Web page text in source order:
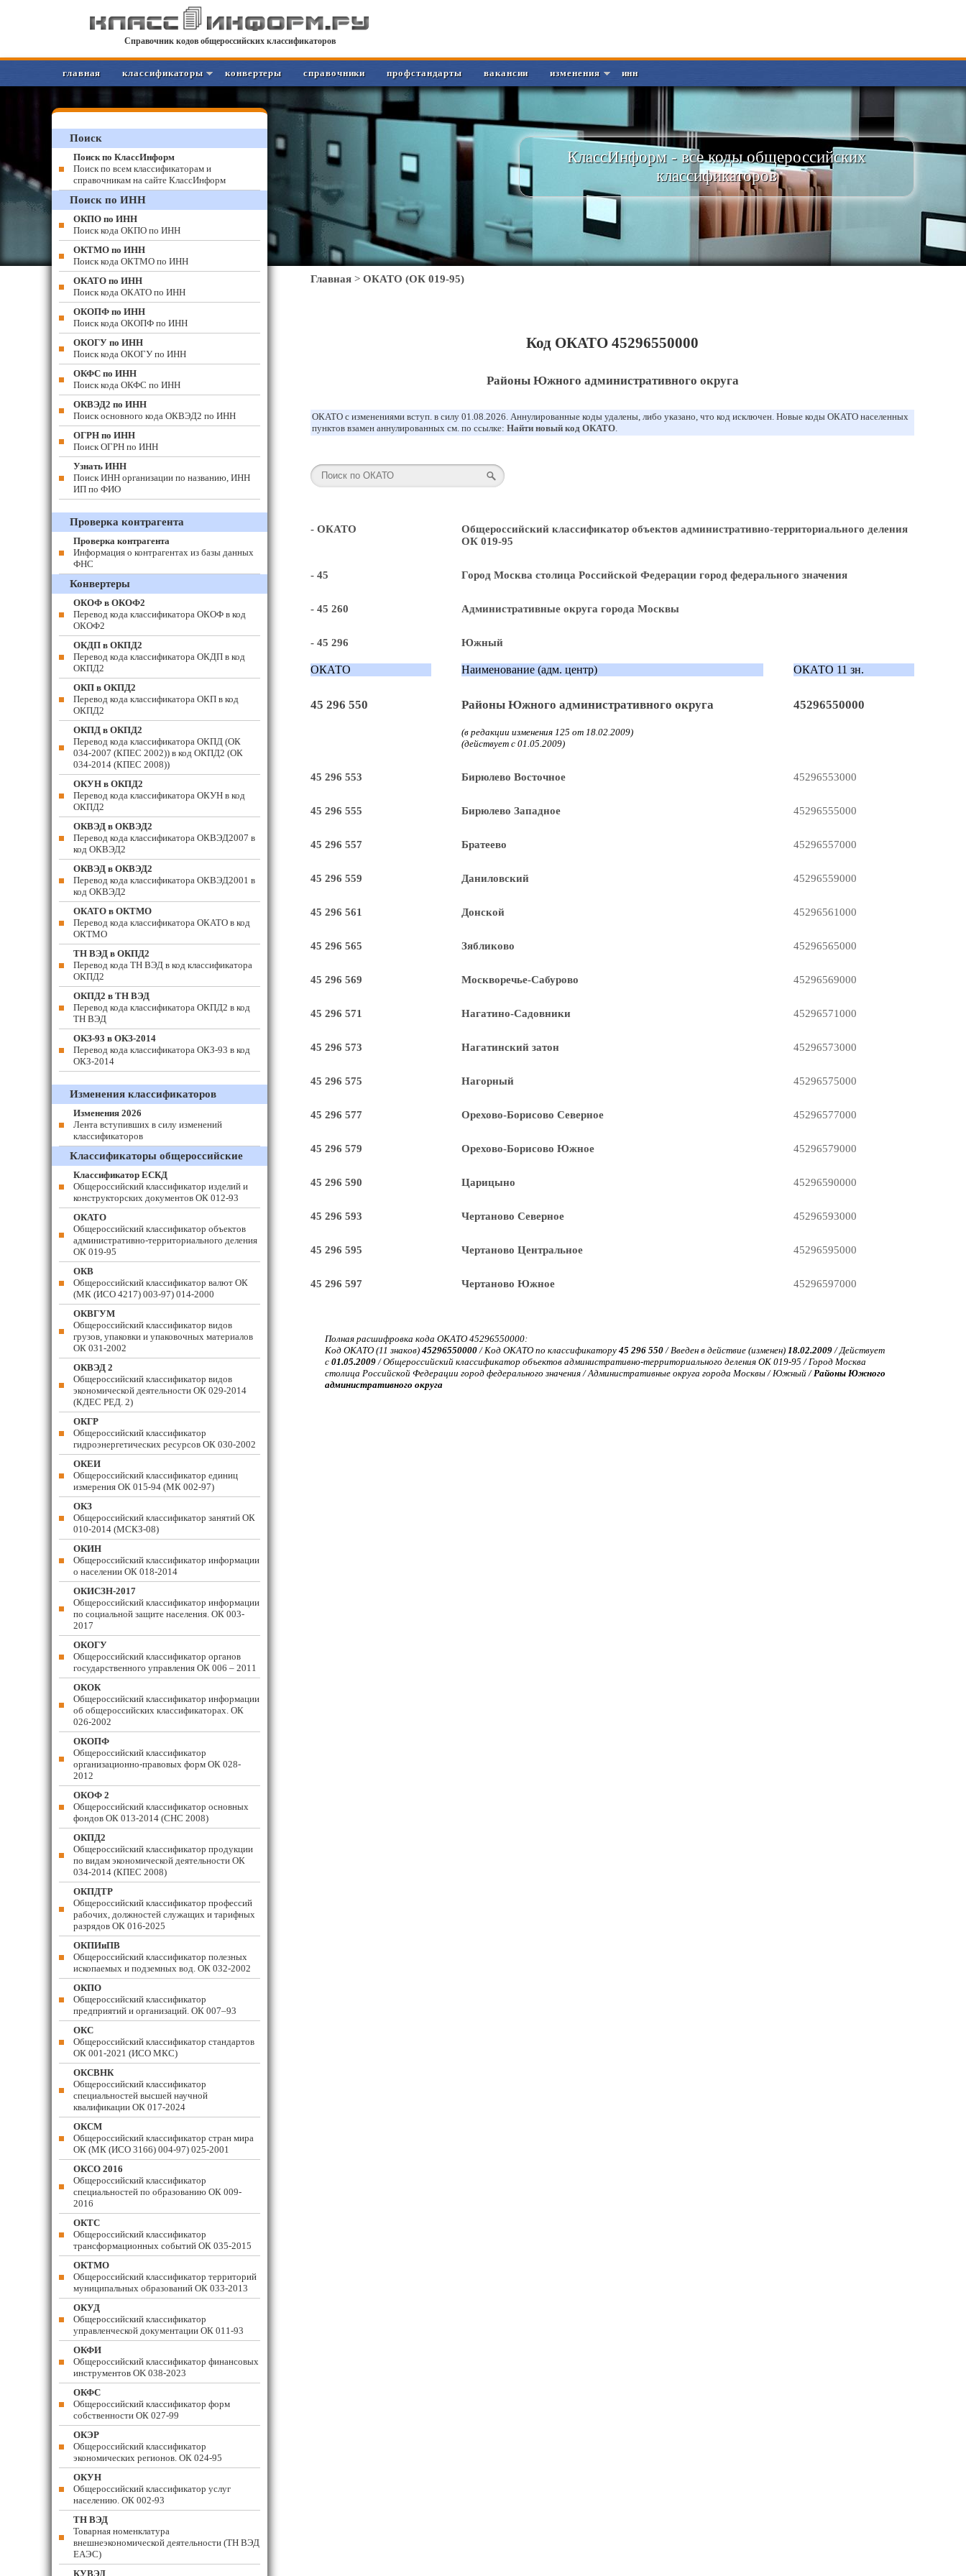
Справочник кодов общероссийских классификаторов
главная классификаторы конвертеры справочники профстандарты вакансии изменения инн
КлассИнформ - все коды общероссийских
классификаторов
Главная > ОКАТО (ОК 019-95)
Код ОКАТО 45296550000
Районы Южного административного округа
ОКАТО с изменениями вступ. в силу 01.08.2026. Аннулированные коды удалены, либо указано, что код исключен. Новые коды ОКАТО населенных
пунктов взамен аннулированных см. по ссылке: Найти новый код ОКАТО.
- ОКАТО
Общероссийский классификатор объектов административно-территориального деления
ОК 019-95
- 45 Город Москва столица Российской Федерации город федерального значения
- 45 260 Административные округа города Москвы
- 45 296 Южный
ОКАТО Наименование (адм. центр) ОКАТО 11 зн.
45 296 550 Районы Южного административного округа 45296550000
(в редакции изменения 125 от 18.02.2009)
(действует с 01.05.2009)
45 296 553 Бирюлево Восточное 45296553000
45 296 555 Бирюлево Западное 45296555000
45 296 557 Братеево 45296557000
45 296 559 Даниловский 45296559000
45 296 561 Донской 45296561000
45 296 565 Зябликово 45296565000
45 296 569 Москворечье-Сабурово 45296569000
45 296 571 Нагатино-Садовники 45296571000
45 296 573 Нагатинский затон 45296573000
45 296 575 Нагорный 45296575000
45 296 577 Орехово-Борисово Северное 45296577000
45 296 579 Орехово-Борисово Южное 45296579000
45 296 590 Царицыно 45296590000
45 296 593 Чертаново Северное 45296593000
45 296 595 Чертаново Центральное 45296595000
45 296 597 Чертаново Южное 45296597000
Полная расшифровка кода ОКАТО 45296550000:
Код ОКАТО (11 знаков) 45296550000/ Код ОКАТО по классификатору 45 296 550/ Введен в действие (изменен) 18.02.2009/ Действует
с 01.05.2009/ Общероссийский классификатор объектов административно-территориального деления ОК 019-95 / Город Москва
столица Российской Федерации город федерального значения / Административные округа города Москвы / Южный /Районы Южного
административного округа
Поиск
Поиск по КлассИнформ
Поиск по всем классификаторам и
справочникам на сайте КлассИнформ
Поиск по ИНН
ОКПО по ИНН
Поиск кода ОКПО по ИНН
ОКТМО по ИНН
Поиск кода ОКТМО по ИНН
ОКАТО по ИНН
Поиск кода ОКАТО по ИНН
ОКОПФ по ИНН
Поиск кода ОКОПФ по ИНН
ОКОГУ по ИНН
Поиск кода ОКОГУ по ИНН
ОКФС по ИНН
Поиск кода ОКФС по ИНН
ОКВЭД2 по ИНН
Поиск основного кода ОКВЭД2 по ИНН
ОГРН по ИНН
Поиск ОГРН по ИНН
Узнать ИНН
Поиск ИНН организации по названию, ИНН
ИП по ФИО
Проверка контрагента
Проверка контрагента
Информация о контрагентах из базы данных
ФНС
Конвертеры
ОКОФ в ОКОФ2
Перевод кода классификатора ОКОФ в код
ОКОФ2
ОКДП в ОКПД2
Перевод кода классификатора ОКДП в код
ОКПД2
ОКП в ОКПД2
Перевод кода классификатора ОКП в код
ОКПД2
ОКПД в ОКПД2
Перевод кода классификатора ОКПД (ОК
034-2007 (КПЕС 2002)) в код ОКПД2 (ОК
034-2014 (КПЕС 2008))
ОКУН в ОКПД2
Перевод кода классификатора ОКУН в код
ОКПД2
ОКВЭД в ОКВЭД2
Перевод кода классификатора ОКВЭД2007 в
код ОКВЭД2
ОКВЭД в ОКВЭД2
Перевод кода классификатора ОКВЭД2001 в
код ОКВЭД2
ОКАТО в ОКТМО
Перевод кода классификатора ОКАТО в код
ОКТМО
ТН ВЭД в ОКПД2
Перевод кода ТН ВЭД в код классификатора
ОКПД2
ОКПД2 в ТН ВЭД
Перевод кода классификатора ОКПД2 в код
ТН ВЭД
ОКЗ-93 в ОКЗ-2014
Перевод кода классификатора ОКЗ-93 в код
ОКЗ-2014
Изменения классификаторов
Изменения 2026
Лента вступивших в силу изменений
классификаторов
Классификаторы общероссийские
Классификатор ЕСКД
Общероссийский классификатор изделий и
конструкторских документов ОК 012-93
ОКАТО
Общероссийский классификатор объектов
административно-территориального деления
ОК 019-95
ОКВ
Общероссийский классификатор валют ОК
(МК (ИСО 4217) 003-97) 014-2000
ОКВГУМ
Общероссийский классификатор видов
грузов, упаковки и упаковочных материалов
ОК 031-2002
ОКВЭД 2
Общероссийский классификатор видов
экономической деятельности ОК 029-2014
(КДЕС РЕД. 2)
ОКГР
Общероссийский классификатор
гидроэнергетических ресурсов ОК 030-2002
ОКЕИ
Общероссийский классификатор единиц
измерения ОК 015-94 (МК 002-97)
ОКЗ
Общероссийский классификатор занятий ОК
010-2014 (МСКЗ-08)
ОКИН
Общероссийский классификатор информации
о населении ОК 018-2014
ОКИСЗН-2017
Общероссийский классификатор информации
по социальной защите населения. ОК 003-
2017
ОКОГУ
Общероссийский классификатор органов
государственного управления ОК 006 – 2011
ОКОК
Общероссийский классификатор информации
об общероссийских классификаторах. ОК
026-2002
ОКОПФ
Общероссийский классификатор
организационно-правовых форм ОК 028-
2012
ОКОФ 2
Общероссийский классификатор основных
фондов ОК 013-2014 (СНС 2008)
ОКПД2
Общероссийский классификатор продукции
по видам экономической деятельности ОК
034-2014 (КПЕС 2008)
ОКПДТР
Общероссийский классификатор профессий
рабочих, должностей служащих и тарифных
разрядов ОК 016-2025
ОКПИиПВ
Общероссийский классификатор полезных
ископаемых и подземных вод. ОК 032-2002
ОКПО
Общероссийский классификатор
предприятий и организаций. ОК 007–93
ОКС
Общероссийский классификатор стандартов
ОК 001-2021 (ИСО МКС)
ОКСВНК
Общероссийский классификатор
специальностей высшей научной
квалификации ОК 017-2024
ОКСМ
Общероссийский классификатор стран мира
ОК (МК (ИСО 3166) 004-97) 025-2001
ОКСО 2016
Общероссийский классификатор
специальностей по образованию ОК 009-
2016
ОКТС
Общероссийский классификатор
трансформационных событий ОК 035-2015
ОКТМО
Общероссийский классификатор территорий
муниципальных образований ОК 033-2013
ОКУД
Общероссийский классификатор
управленческой документации ОК 011-93
ОКФИ
Общероссийский классификатор финансовых
инструментов OK 038-2023
ОКФС
Общероссийский классификатор форм
собственности ОК 027-99
ОКЭР
Общероссийский классификатор
экономических регионов. ОК 024-95
ОКУН
Общероссийский классификатор услуг
населению. ОК 002-93
ТН ВЭД
Товарная номенклатура
внешнеэкономической деятельности (ТН ВЭД
ЕАЭС)
КУВЭД